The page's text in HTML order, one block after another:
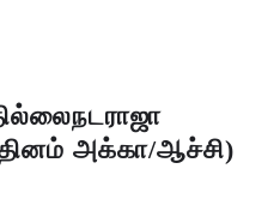
அக்கா/ஆச்சி)